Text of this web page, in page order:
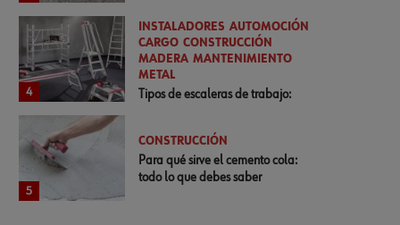
4
INSTALADORES AUTOMOCIÓN
CARGO CONSTRUCCIÓN
MADERA MANTENIMIENTO
METAL
Tipos de escaleras de trabajo:
5
CONSTRUCCIÓN
Para qué sirve el cemento cola:
todo lo que debes saber